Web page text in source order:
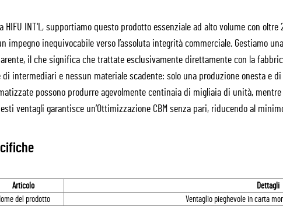
HIFU INT'L, supportiamo questo prodotto essenziale ad alto volume con
impegno inequivocabile verso l’assoluta integrità commerciale. Gestiamo
il che significa che trattate esclusivamente direttamente con la
di intermediari e nessun materiale scadente: solo una produzione onesta e
possono produrre agevolmente centinaia di migliaia di unità,
ventagli garantisce un’Ottimizzazione CBM senza pari, riducendo al
Articolo
Dettagli
del prodotto
Ventaglio pieghevole in carta